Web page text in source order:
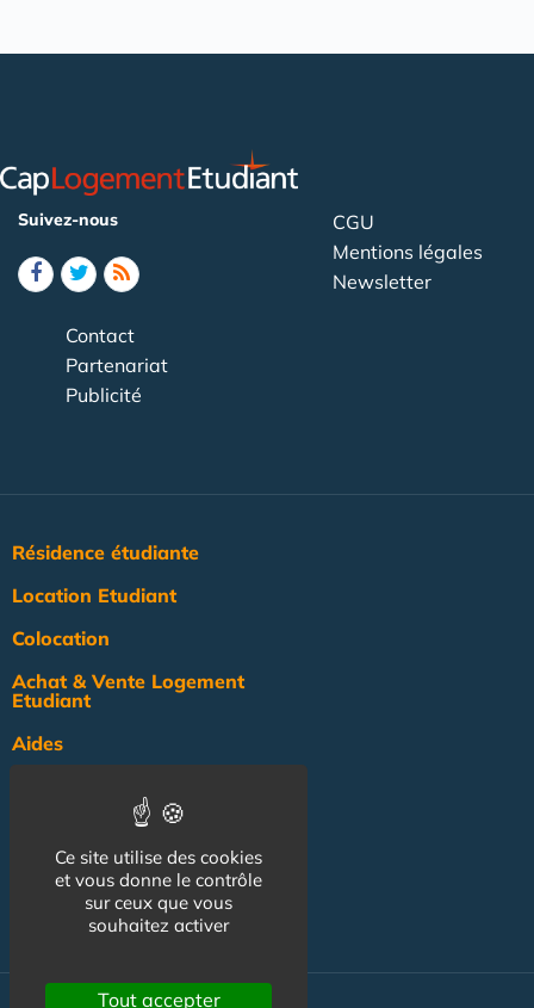
Suivez-nous
CGU
Mentions légales
Newsletter
Contact
Partenariat
Publicité
Résidence étudiante
Location Etudiant
Colocation
Achat & Vente Logement
Etudiant
Aides
NOS AUTRES SITES :
Ce site utilise des cookies
et vous donne le contrôle
sur ceux que vous
souhaitez activer
Tout accepter